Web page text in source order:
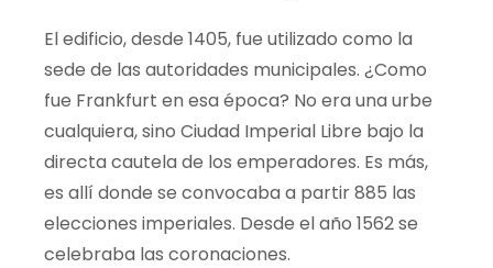
El edificio, desde 1405, fue utilizado como la
sede de las autoridades municipales. ¿Como
fue Frankfurt en esa época? No era una urbe
cualquiera, sino Ciudad Imperial Libre bajo la
directa cautela de los emperadores. Es más,
es allí donde se convocaba a partir 885 las
elecciones imperiales. Desde el año 1562 se
celebraba las coronaciones.